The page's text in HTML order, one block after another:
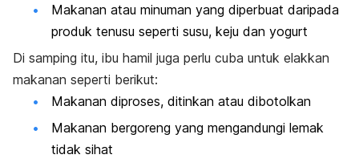
Makanan atau minuman yang diperbuat daripada
produk tenusu seperti susu, keju dan yogurt
Di samping itu, ibu hamil juga perlu cuba untuk elakkan
makanan seperti berikut:
Makanan diproses, ditinkan atau dibotolkan
Makanan bergoreng yang mengandungi lemak
tidak sihat